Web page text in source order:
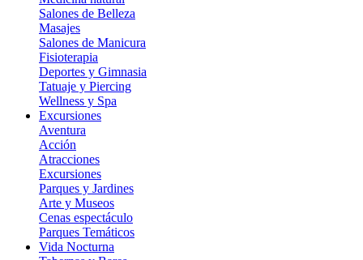
Salones de Belleza
Masajes
Salones de Manicura
Fisioterapia
Deportes y Gimnasia
Tatuaje y Piercing
Wellness y Spa
Excursiones
Aventura
Acción
Atracciones
Excursiones
Parques y Jardines
Arte y Museos
Cenas espectáculo
Parques Temáticos
Vida Nocturna